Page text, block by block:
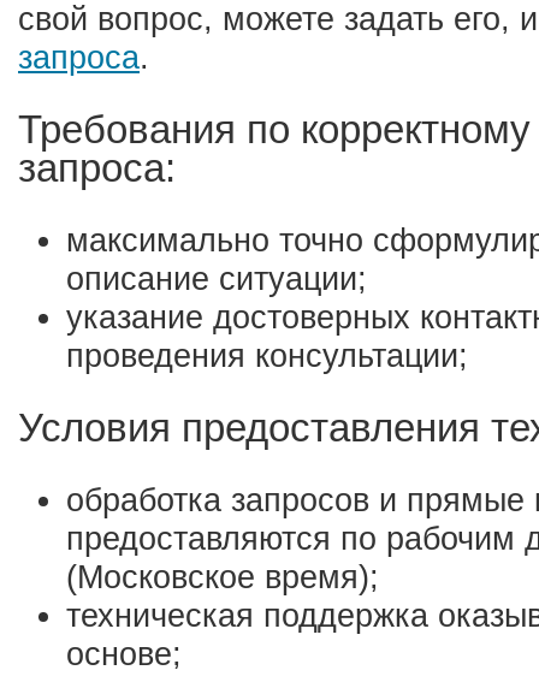
свой вопрос, можете задать его,
запроса.
Требования по
запроса:
максимально точно
описание ситуации;
указание достоверных
проведения консультации;
Условия предоставления
обработка запросов и прямые
предоставляются по рабочим
(Московское время);
техническая поддержка
основе;